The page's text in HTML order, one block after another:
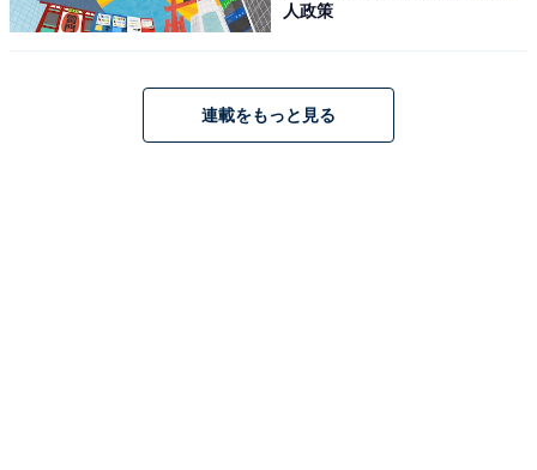
回答者からは、「かわいい系イケメン」「子犬みたいで
「最近色気出てきた…？」といった理由が寄せられまし
人政策
連載をもっと見る